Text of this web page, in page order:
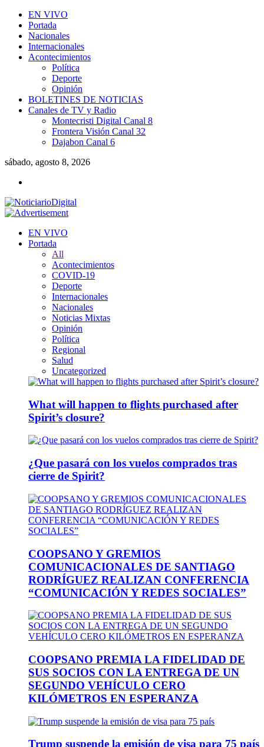
EN VIVO
Portada
Nacionales
Internacionales
Acontecimientos
Política
Deporte
Opinión
BOLETINES DE NOTICIAS
Canales de TV y Radio
Montecristi Digital Canal 8
Frontera Visión Canal 32
Dajabon Canal 6
sábado, agosto 8, 2026
EN VIVO
Portada
All
Acontecimientos
COVID-19
Deporte
Internacionales
Nacionales
Noticias Mixtas
Opinión
Política
Regional
Salud
Uncategorized
What will happen to flights purchased after
Spirit’s closure?
¿Que pasará con los vuelos comprados tras
cierre de Spirit?
COOPSANO Y GREMIOS
COMUNICACIONALES DE SANTIAGO
RODRÍGUEZ REALIZAN CONFERENCIA
“COMUNICACIÓN Y REDES SOCIALES”
COOPSANO PREMIA LA FIDELIDAD DE
SUS SOCIOS CON LA ENTREGA DE UN
SEGUNDO VEHÍCULO CERO
KILÓMETROS EN ESPERANZA
Trump suspende la emisión de visa para 75 país